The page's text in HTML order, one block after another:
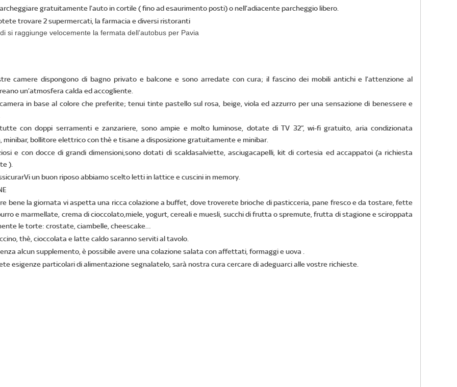
gratuitamente l’auto in cortile ( fino ad esaurimento posti) o nell’adiacente parcheggio libero.
trovare 2 supermercati, la farmacia e diversi ristoranti
si raggiunge velocemente la fermata dell’autobus per Pavia
camere dispongono di bagno privato e balcone e sono arredate con cura; il fascino dei mobili antichi e l’attenzione al
un’atmosfera calda ed accogliente.
in base al colore che preferite; tenui tinte pastello sul rosa, beige, viola ed azzurro per una sensazione di benessere e
con doppi serramenti e zanzariere, sono ampie e molto luminose, dotate di TV 32”, wi-fi gratuito, aria condizionata
minibar, bollitore elettrico con thè e tisane a disposizione gratuitamente e minibar.
e con docce di grandi dimensioni,sono dotati di scaldasalviette, asciugacapelli, kit di cortesia ed accappatoi (a richiesta
).
un buon riposo abbiamo scelto letti in lattice e cuscini in memory.
bene la giornata vi aspetta una ricca colazione a buffet, dove troverete brioche di pasticceria, pane fresco e da tostare, fette
e marmellate, crema di cioccolato,miele, yogurt, cereali e muesli, succhi di frutta o spremute, frutta di stagione e sciroppata
le torte: crostate, ciambelle, cheescake…
thè, cioccolata e latte caldo saranno serviti al tavolo.
alcun supplemento, è possibile avere una colazione salata con affettati, formaggi e uova .
esigenze particolari di alimentazione segnalatelo, sarà nostra cura cercare di adeguarci alle vostre richieste.